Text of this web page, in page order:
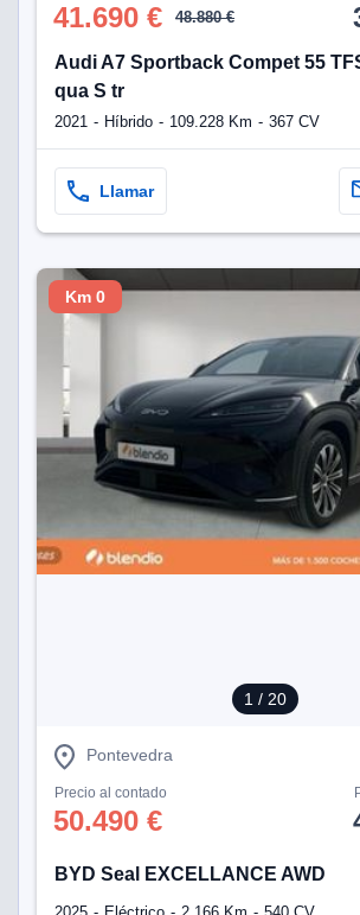
41.690 € 48.880 €
Audi A7 Sportback Compet 55
qua S tr
2021 Híbrido 109.228 Km 367 CV
Llamar
1 / 20
Km 0
Pontevedra
Precio al contado
50.490 €
BYD Seal EXCELLANCE AWD